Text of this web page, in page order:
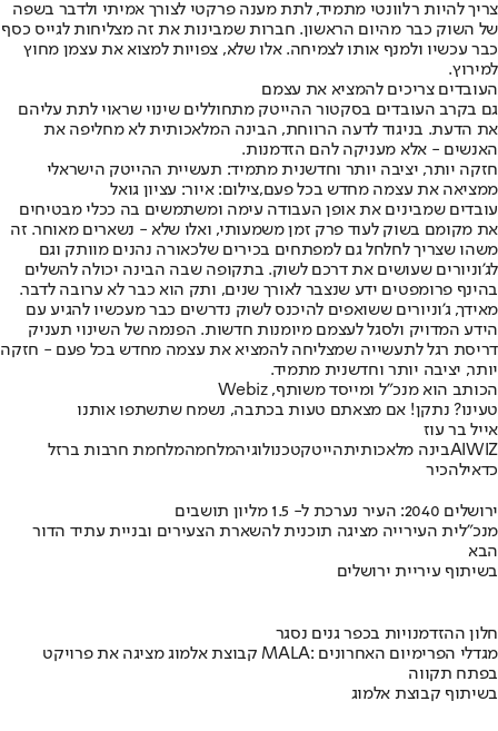
צריך להיות רלוונטי מתמיד, לתת מענה פרקטי לצורך אמיתי ולדבר בשפה
של השוק כבר מהיום הראשון. חברות שמבינות את זה מצליחות לגייס כסף
כבר עכשיו ולמנף אותו לצמיחה. אלו שלא, צפויות למצוא את עצמן מחוץ
למירוץ.
העובדים צריכים להמציא את עצמם
גם בקרב העובדים בסקטור ההייטק מתחוללים שינוי שראוי לתת עליהם
את הדעת. בניגוד לדעה הרווחת, הבינה המלאכותית לא מחליפה את
האנשים - אלא מעניקה להם הזדמנות.
חזקה יותר, יציבה יותר וחדשנית מתמיד: תעשיית ההייטק הישראלי
ממציאה את עצמה מחדש בכל פעם,צילום: איור: עציון גואל
עובדים שמבינים את אופן העבודה עימה ומשתמשים בה ככלי מבטיחים
את מקומם בשוק לעוד פרק זמן משמעותי, ואלו שלא - נשארים מאוחר. זה
משהו שצריך לחלחל גם למפתחים בכירים שלכאורה נהנים מוותק וגם
לג'וניורים שעושים את דרכם לשוק. בתקופה שבה הבינה יכולה להשלים
בהינף פרומפטים ידע שנצבר לאורך שנים, ותק הוא כבר לא ערובה לדבר.
מאידך, ג'וניורים ששואפים להיכנס לשוק נדרשים כבר מעכשיו להגיע עם
הידע המדויק ולסגל לעצמם מיומנות חדשות. הפנמה של השינוי תעניק
דריסת רגל לתעשייה שמצליחה להמציא את עצמה מחדש בכל פעם - חזקה
יותר, יציבה יותר וחדשנית מתמיד.
הכותב הוא מנכ"ל ומייסד משותף, Webiz
טעינו? נתקן! אם מצאתם טעות בכתבה, נשמח שתשתפו אותנו
אייל בר עוז
AIWIZ בינה מלאכותיתהייטקטכנולוגיהמלחמהמלחמת חרבות ברזל
כדאילהכיר
ירושלים 2040: העיר נערכת ל- 1.5 מליון תושבים
מנכ"לית העירייה מציגה תוכנית להשארת הצעירים ובניית עתיד הדור
הבא
בשיתוף עיריית ירושלים
חלון ההזדמנויות בכפר גנים נסגר
קבוצת אלמוג מציגה את פרויקט MALA: מגדלי הפרימיום האחרונים
בפתח תקווה
בשיתוף קבוצת אלמוג